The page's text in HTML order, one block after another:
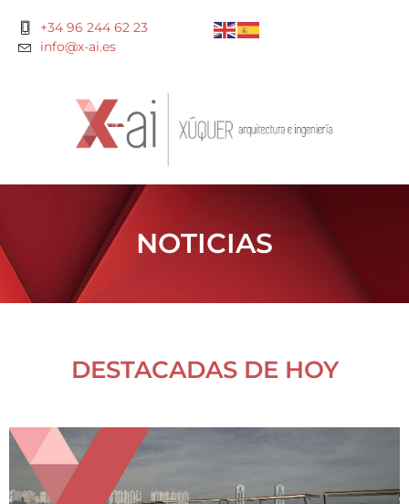
+34 96 244 62 23
info@x-ai.es
NOTICIAS
DESTACADAS DE HOY